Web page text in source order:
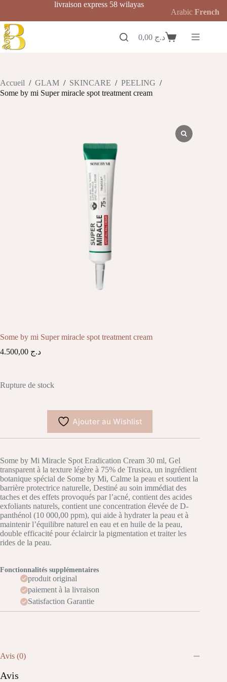
contenu
livraison express 58 wilayas
Panierد.ج
Accueil / GLAM / SKINCARE / PEELING /
Some by mi Super miracle spot treatment cream
Some by mi Super miracle spot treatment cream
د.ج
Rupture de stock
Ajouter au Wishlist
Some by Mi Miracle Spot Eradication Cream 30 ml, Gel
transparent à la texture légère à 75% de Trusica, un ingrédient
botanique spécial de Some by Mi, Calme la peau et soutient la
barrière protectrice naturelle, Destiné au soin immédiat des
taches et des effets provoqués par l’acné, contient des acides
exfoliants naturels, contient une concentration élevée de D-
panthénol (10 000,00 ppm), qui aide à hydrater la peau et à
maintenir l’équilibre naturel en eau et en huile de la peau,
double efficacité pour éclaircir la pigmentation et traiter les
rides de la peau.
Fonctionnalités supplémentaires
produit original
paiement à la livraison
Satisfaction Garantie
Avis (0)
Avis
Arabic French